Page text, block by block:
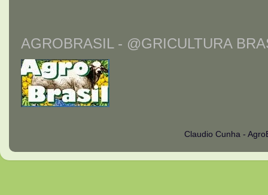
AGROBRASIL - @GRICULTURA
Claudio Cunha -